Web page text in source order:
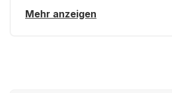
Mehr anzeigen